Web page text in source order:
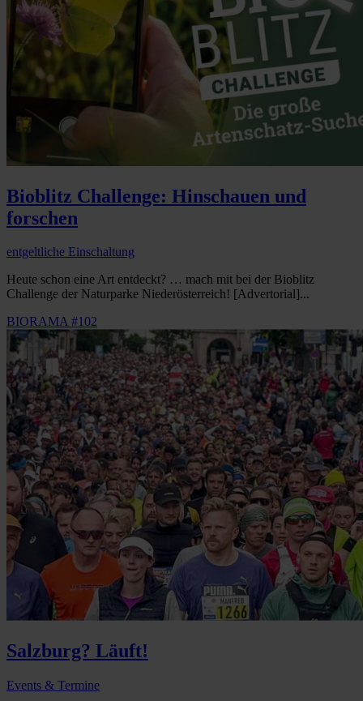
Bioblitz Challenge: Hinschauen und
forschen
entgeltliche Einschaltung
Heute schon eine Art entdeckt? … mach mit bei der Bioblitz
Challenge der Naturparke Niederösterreich! [Advertorial]...
BIORAMA #102
Salzburg? Läuft!
Events & Termine